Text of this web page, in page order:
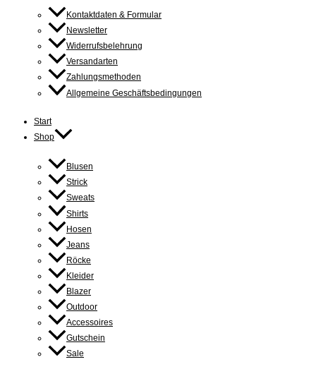
Kontaktdaten & Formular
Newsletter
Widerrufsbelehrung
Versandarten
Zahlungsmethoden
Allgemeine Geschäftsbedingungen
Start
Shop
Blusen
Strick
Sweats
Shirts
Hosen
Jeans
Röcke
Kleider
Blazer
Outdoor
Accessoires
Gutschein
Sale